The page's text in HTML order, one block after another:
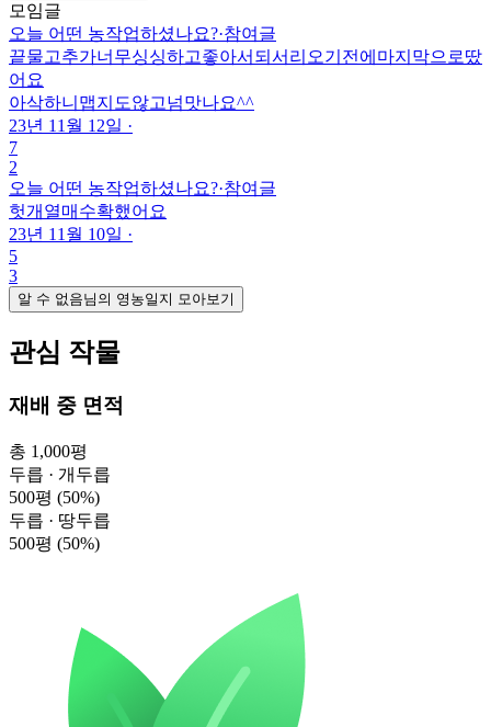
모임글
오늘 어떤 농작업하셨나요?·참여글
끝물고추가너무싱싱하고좋아서되서리오기전에마지막으로땄
어요
아삭하니맵지도않고넘맛나요^^
23년 11월 12일 ·
7
2
오늘 어떤 농작업하셨나요?·참여글
헛개열매수확했어요
23년 11월 10일 ·
5
3
알 수 없음님의 영농일지 모아보기
관심 작물
재배 중 면적
총 1,000평
두릅 · 개두릅
500평 (50%)
두릅 · 땅두릅
500평 (50%)